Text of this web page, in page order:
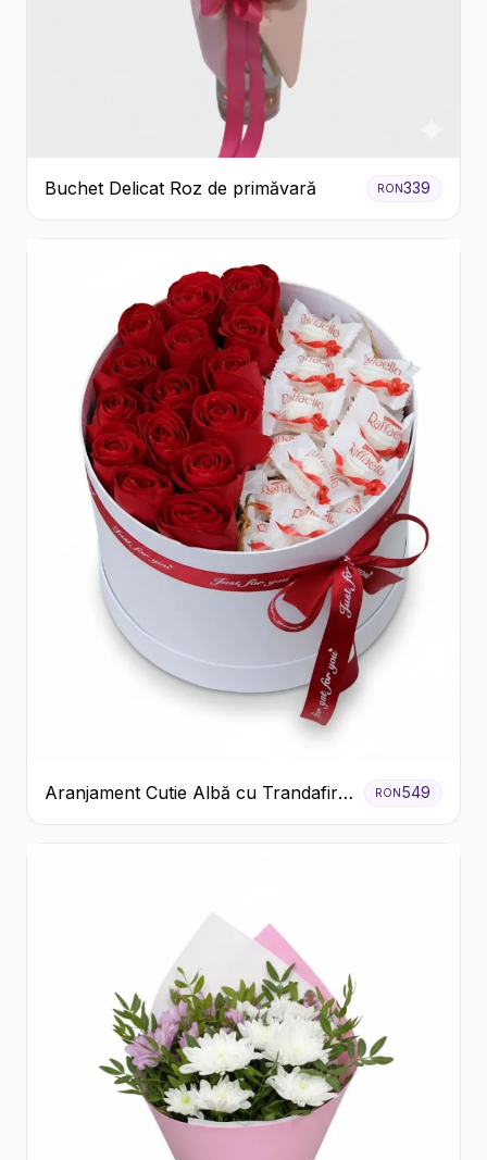
Buchet Delicat Roz de primăvară RON339
Aranjament Cutie Albă cu Trandafiri
Roșii și Raffaello
RON549